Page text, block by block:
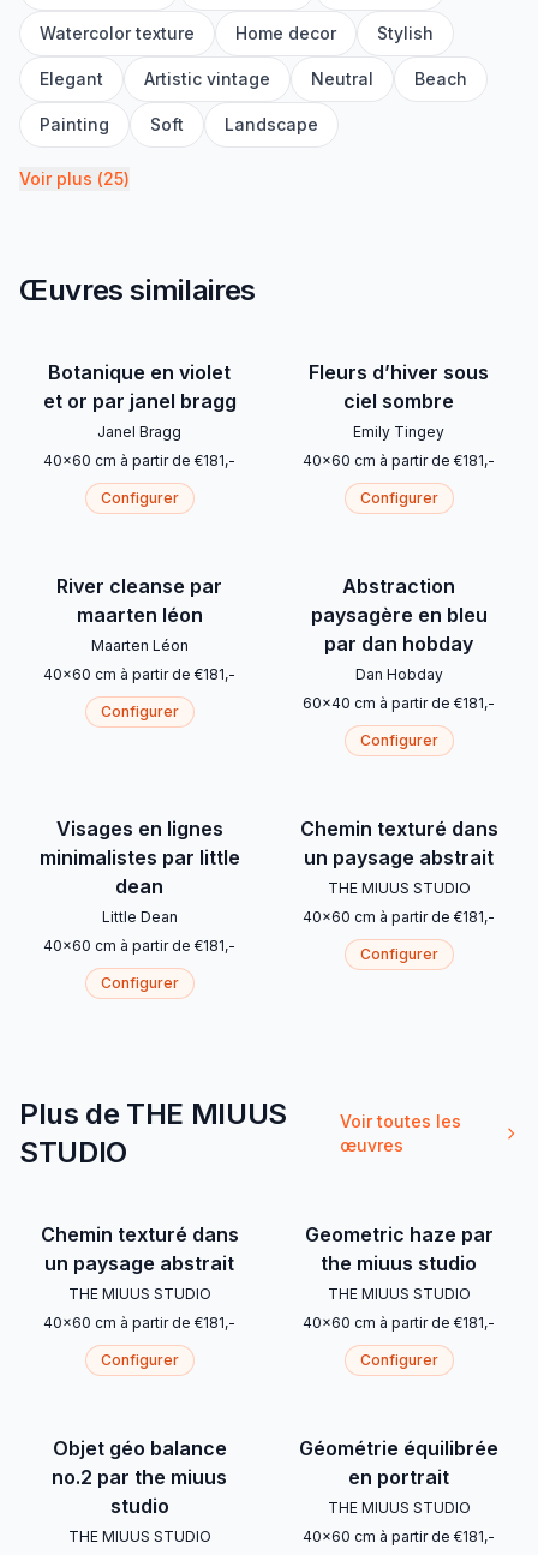
Watercolor texture Home decor Stylish
Elegant Artistic vintage Neutral Beach
Painting Soft Landscape
Voir plus (25)
Œuvres similaires
Botanique en violet
et or par janel bragg
Janel Bragg
40x60 cm à partir de €181,-
Configurer
Fleurs d’hiver sous
ciel sombre
Emily Tingey
40x60 cm à partir de €181,-
Configurer
River cleanse par
maarten léon
Maarten Léon
40x60 cm à partir de €181,-
Configurer
Abstraction
paysagère en bleu
par dan hobday
Dan Hobday
60x40 cm à partir de €181,-
Configurer
Visages en lignes
minimalistes par little
dean
Little Dean
40x60 cm à partir de €181,-
Configurer
Chemin texturé dans
un paysage abstrait
THE MIUUS STUDIO
40x60 cm à partir de €181,-
Configurer
Plus de THE MIUUS
STUDIO
Voir toutes les
œuvres
Chemin texturé dans
un paysage abstrait
THE MIUUS STUDIO
40x60 cm à partir de €181,-
Configurer
Geometric haze par
the miuus studio
THE MIUUS STUDIO
40x60 cm à partir de €181,-
Configurer
Objet géo balance
no.2 par the miuus
studio
THE MIUUS STUDIO
Géométrie équilibrée
en portrait
THE MIUUS STUDIO
40x60 cm à partir de €181,-